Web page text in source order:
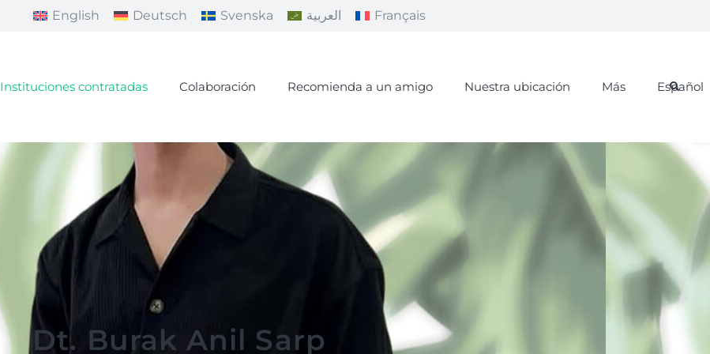
English Deutsch Svenska العربية Français
Instituciones contratadas Colaboración Recomienda a un amigo Nuestra ubicación Más Español
Dt. Burak Anil Sarp